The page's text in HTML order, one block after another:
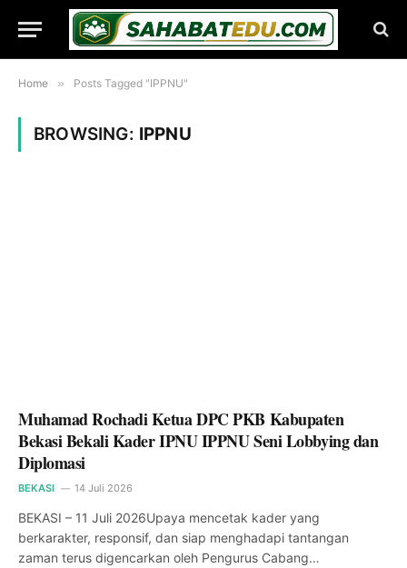
Home » Posts Tagged "IPPNU"
BROWSING: IPPNU
Muhamad Rochadi Ketua DPC PKB Kabupaten
Bekasi Bekali Kader IPNU IPPNU Seni Lobbying dan
Diplomasi
BEKASI 14 Juli 2026
BEKASI – 11 Juli 2026Upaya mencetak kader yang
berkarakter, responsif, dan siap menghadapi tantangan
zaman terus digencarkan oleh Pengurus Cabang…